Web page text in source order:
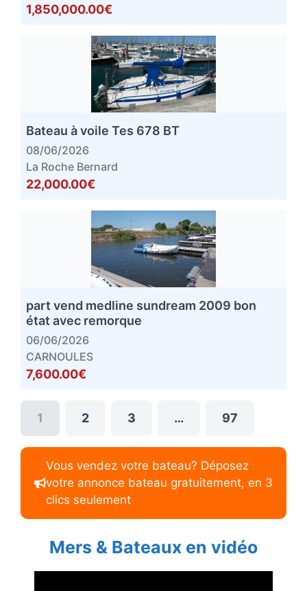
1,850,000.00€
Bateau à voile Tes 678 BT
08/06/2026
La Roche Bernard
22,000.00€
part vend medline sundream 2009 bon
état avec remorque
06/06/2026
CARNOULES
7,600.00€
1 2 3 … 97
Vous vendez votre bateau? Déposez
votre annonce bateau gratuitement, en 3
clics seulement
Mers & Bateaux en vidéo